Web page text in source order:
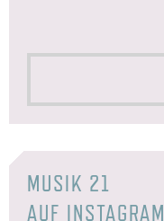
MUSIK 21
AUF INSTAGRAM